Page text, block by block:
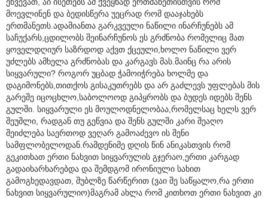
მოევლინენ და ბედისწერა უეცრად რომ დააჯახებს
ერთმანეთს.ადამიანთა გარკვეული ნაწილი ინარჩუნებს ამ
საჩუქარს,ცდილობს შეინარჩუნოს ეს გრძნობა რომელიც მათ
ყოველდღიურ საზრდოდ აქვთ ქცეული,ხოლო ნაწილი ვერ
უძლებს ამხელა გრძნობას და კარგავს მას.მაინც რა არის
სიყვარული? როგორ უცბად ჭამოიჭრება ხოლმე და
დაგიმონებს,თითქოს გისაკუთრებს და არ გაძლევს უფლებას მის
გარეშე იცოცხლო,საბოლოოდ გიპყრობს და ბუდეს იდებს შენს
გულში. სიყვარული ეს მოულოდნელობაა,რომელსაც ხელს ვერ
შეუშლი, რადგან თუ გეწვია და შენს გულში კარი შეაღო
შეიძლება საერთოდ ვეღარ გამოაძევო ის შენი
სამფლობელოდან.რამდენიმე დღის წინ ანიკასთვის რომ
გეკითხათ ერთი ნახვით სიყვარულის გჯერაო,ერთი კარგად
გადაიხარხარებდა და შემდგომ ირონიული სახით
გამოგხედავდათ, შუბლზე წარწერით (ვაი შე საწყალო,რა ერთი
ნახვით სიყვარულიო)მაგრამ ახლა რომ კითხოთ ერთი ნახვით კი